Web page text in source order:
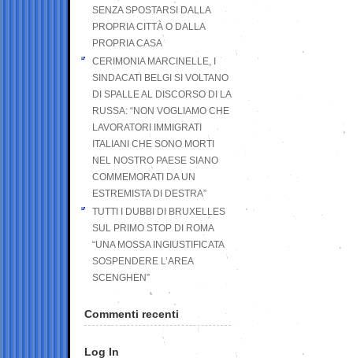
SENZA SPOSTARSI DALLA
PROPRIA CITTÀ O DALLA
PROPRIA CASA
CERIMONIA MARCINELLE, I
SINDACATI BELGI SI VOLTANO
DI SPALLE AL DISCORSO DI LA
RUSSA: “NON VOGLIAMO CHE
LAVORATORI IMMIGRATI
ITALIANI CHE SONO MORTI
NEL NOSTRO PAESE SIANO
COMMEMORATI DA UN
ESTREMISTA DI DESTRA”
TUTTI I DUBBI DI BRUXELLES
SUL PRIMO STOP DI ROMA
“UNA MOSSA INGIUSTIFICATA
SOSPENDERE L’AREA
SCENGHEN”
Commenti recenti
Log In